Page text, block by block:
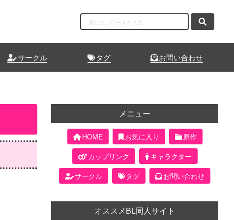
サークル タグ お問い合わせ
メニュー
HOME お気に入り
原作
カップリング
キャラクター
サークル
タグ お問い合わせ
オススメBL同人サイト